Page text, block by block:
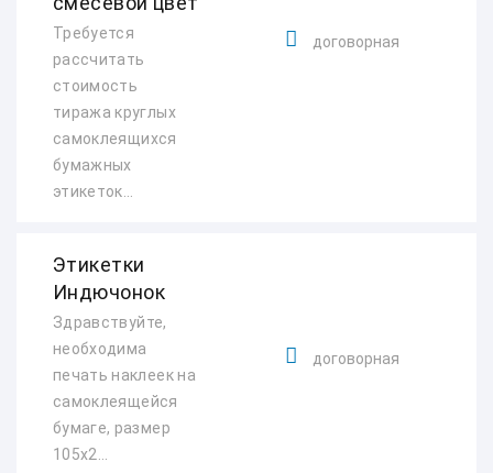
Требуется
рассчитать
стоимость
тиража круглых
самоклеящихся
бумажных
этикеток...
договорная
Этикетки
Индючонок
Здравствуйте,
необходима
печать наклеек на
самоклеящейся
бумаге, размер
105х2...
договорная